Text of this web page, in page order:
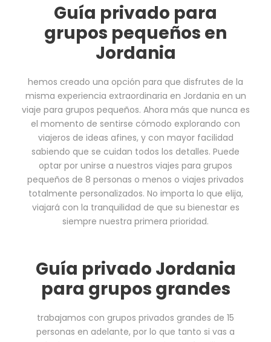
Guía privado para
grupos pequeños en
Jordania
hemos creado una opción para que disfrutes de la
misma experiencia extraordinaria en Jordania en un
viaje para grupos pequeños. Ahora más que nunca es
el momento de sentirse cómodo explorando con
viajeros de ideas afines, y con mayor facilidad
sabiendo que se cuidan todos los detalles. Puede
optar por unirse a nuestros viajes para grupos
pequeños de 8 personas o menos o viajes privados
totalmente personalizados. No importa lo que elija,
viajará con la tranquilidad de que su bienestar es
siempre nuestra primera prioridad.
Guía privado Jordania
para grupos grandes
trabajamos con grupos privados grandes de 15
personas en adelante, por lo que tanto si vas a